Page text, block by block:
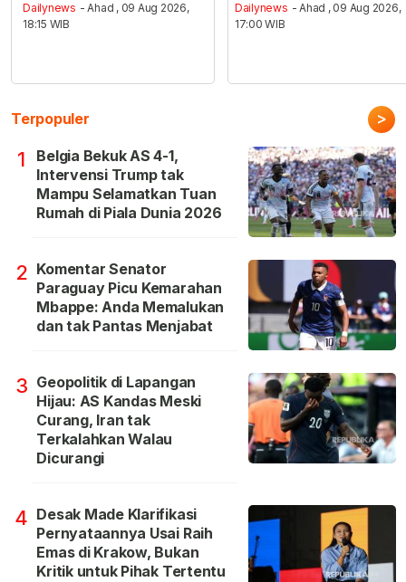
Dailynews - Ahad , 09 Aug 2026,
18:15 WIB
Dailynews - Ahad , 09 Aug 2026,
17:00 WIB
Terpopuler >
1
Belgia Bekuk AS 4-1,
Intervensi Trump tak
Mampu Selamatkan Tuan
Rumah di Piala Dunia 2026
2 Komentar Senator
Paraguay Picu Kemarahan
Mbappe: Anda Memalukan
dan tak Pantas Menjabat
3 Geopolitik di Lapangan
Hijau: AS Kandas Meski
Curang, Iran tak
Terkalahkan Walau
Dicurangi
4 Desak Made Klarifikasi
Pernyataannya Usai Raih
Emas di Krakow, Bukan
Kritik untuk Pihak Tertentu